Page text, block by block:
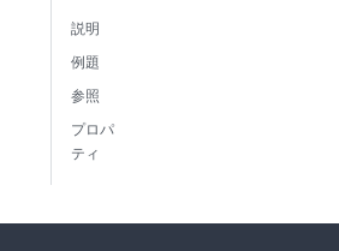
説明
例題
参照
プロパ
ティ